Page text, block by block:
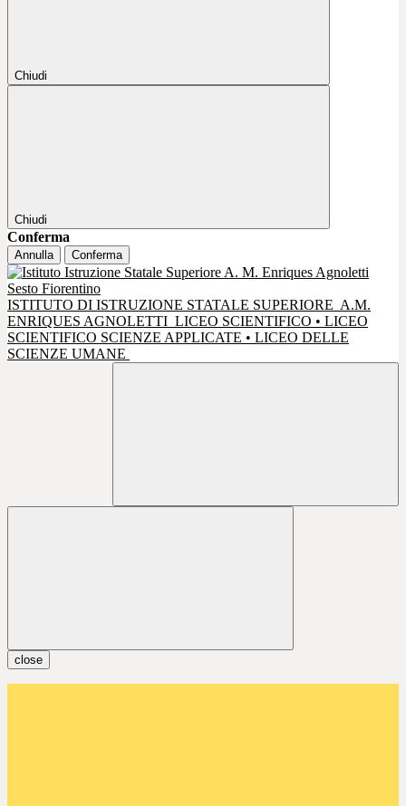
Chiudi
Chiudi
Conferma
Annulla Conferma
ISTITUTO DI ISTRUZIONE STATALE SUPERIORE A.M.
ENRIQUES AGNOLETTI LICEO SCIENTIFICO • LICEO
SCIENTIFICO SCIENZE APPLICATE • LICEO DELLE
SCIENZE UMANE
close